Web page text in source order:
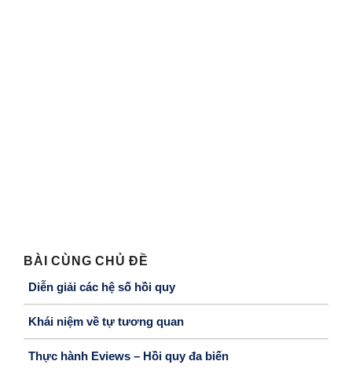
BÀI CÙNG CHỦ ĐỀ
Diễn giải các hệ số hồi quy
Khái niệm về tự tương quan
Thực hành Eviews – Hồi quy đa biến